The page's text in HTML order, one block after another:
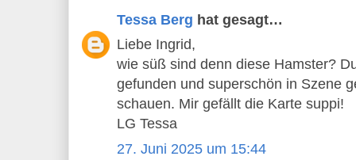
Tessa Berg hat gesagt…
Liebe Ingrid,
wie süß sind denn diese Hamster?
gefunden und superschön in Szene
schauen. Mir gefällt die Karte suppi!
LG Tessa
27. Juni 2025 um 15:44